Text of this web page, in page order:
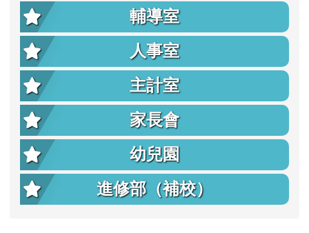
輔導室
人事室
主計室
家長會
幼兒園
進修部（補校）